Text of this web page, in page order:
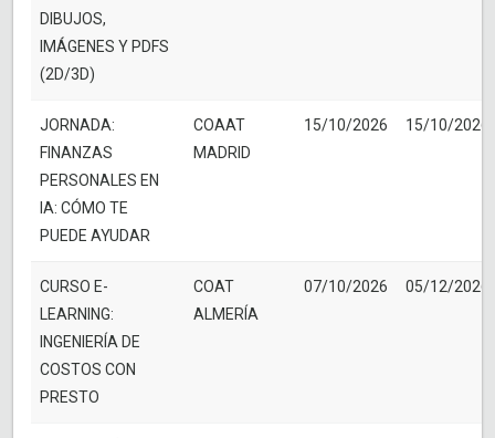
DIBUJOS,
IMÁGENES Y PDFS
(2D/3D)
JORNADA:
FINANZAS
PERSONALES EN
IA: CÓMO TE
PUEDE AYUDAR
COAAT
MADRID
15/10/2026 15/10/2026
CURSO E-
LEARNING:
INGENIERÍA DE
COSTOS CON
PRESTO
COAT
ALMERÍA
07/10/2026 05/12/2026